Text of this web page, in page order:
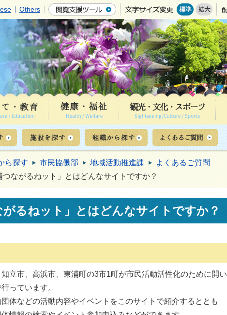
Others
ら探す 市民協働部 地域活動推進課
よくあるご質問
つながるねット」とはどんなサイトですか？
がるねット」とはどんなサイトですか？
立市、高浜市、東浦町の3市1町が市民活動活性化のために開い
っています。
体などの活動内容やイベントをこのサイトで紹介するととも